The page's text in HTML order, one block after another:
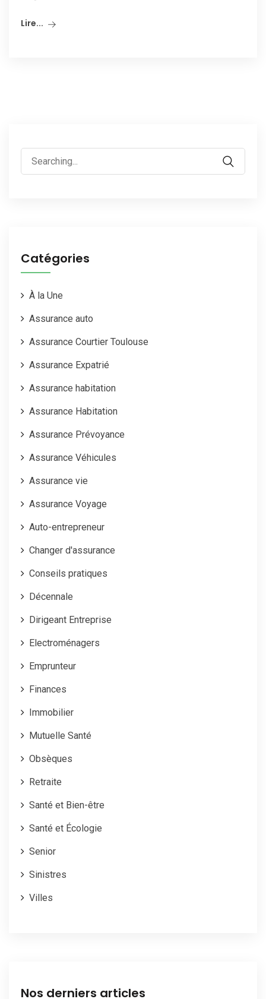
Lire...
Search
for:
Catégories
À la Une
Assurance auto
Assurance Courtier Toulouse
Assurance Expatrié
Assurance habitation
Assurance Habitation
Assurance Prévoyance
Assurance Véhicules
Assurance vie
Assurance Voyage
Auto-entrepreneur
Changer d'assurance
Conseils pratiques
Décennale
Dirigeant Entreprise
Electroménagers
Emprunteur
Finances
Immobilier
Mutuelle Santé
Obsèques
Retraite
Santé et Bien-être
Santé et Écologie
Senior
Sinistres
Villes
Nos derniers articles